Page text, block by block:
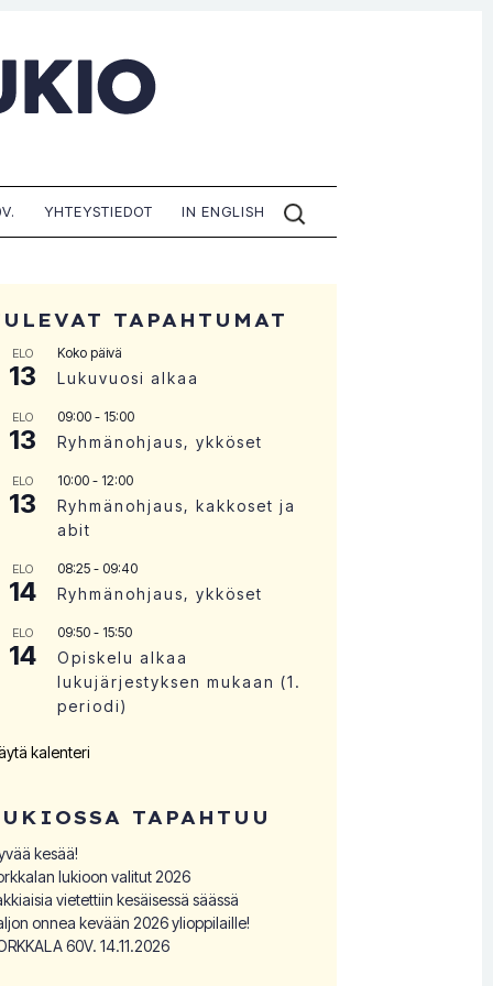
YHTEYSTIEDOT IN ENGLISH
ETSI
SIVUILTA:
TAPAHTUMAT
ELO
13
Koko päivä
Lukuvuosi alkaa
ELO
13
09:00 - 15:00
Ryhmänohjaus, ykköset
ELO
13
10:00 - 12:00
Ryhmänohjaus, kakkoset ja
abit
ELO
14
08:25 - 09:40
Ryhmänohjaus, ykköset
ELO
14
09:50 - 15:50
Opiskelu alkaa
lukujärjestyksen mukaan (1.
periodi)
kalenteri
TAPAHTUU
kesää!
lukioon valitut 2026
vietettiin kesäisessä säässä
onnea kevään 2026 ylioppilaille!
60V. 14.11.2026